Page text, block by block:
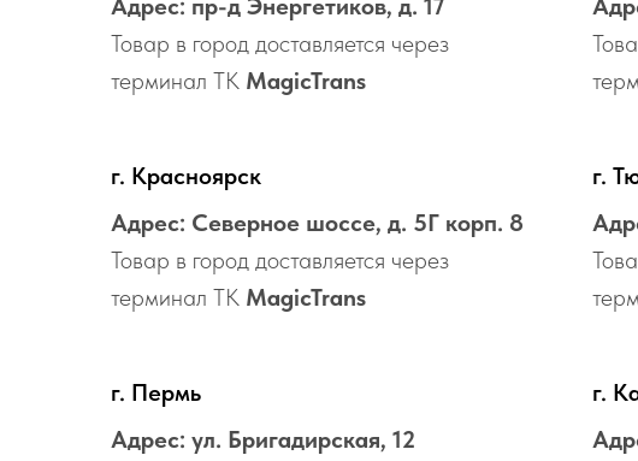
Адрес: пр-д Энергетиков, д. 17
Товар в город доставляется через
терминал ТК MagicTrans
г. Красноярск
Адрес: Северное шоссе, д. 5Г корп. 8
Товар в город доставляется через
терминал ТК MagicTrans
г.
г. Пермь
Адрес: ул. Бригадирская, 12
г.